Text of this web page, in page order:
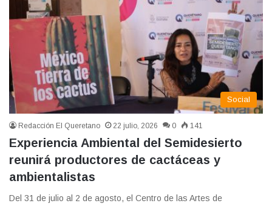
Social
Redacción El Queretano 22 julio, 2026 0 141
Experiencia Ambiental del Semidesierto
reunirá productores de cactáceas y
ambientalistas
Del 31 de julio al 2 de agosto, el Centro de las Artes de